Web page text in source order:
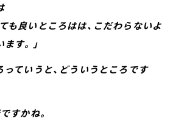
いところはは、こだわらないよ
す。」
っていうと、どういうところです
すかね。